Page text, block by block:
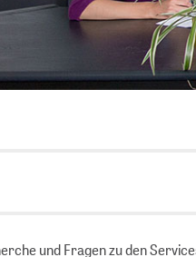
VERNETZEN:
und Fragen zu den